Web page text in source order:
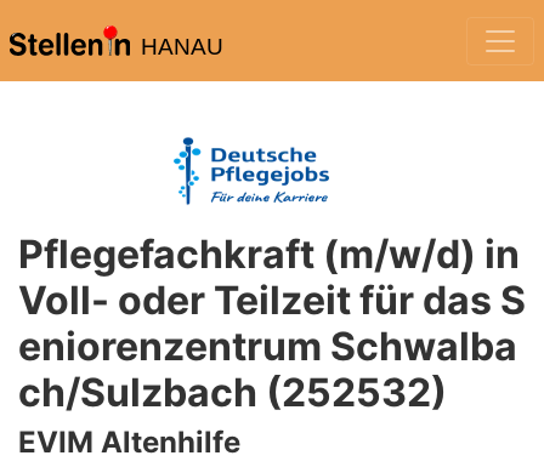
HANAU
Pflegefachkraft (m/w/d) in
Voll- oder Teilzeit für das S
eniorenzentrum Schwalba
ch/Sulzbach (252532)
EVIM Altenhilfe